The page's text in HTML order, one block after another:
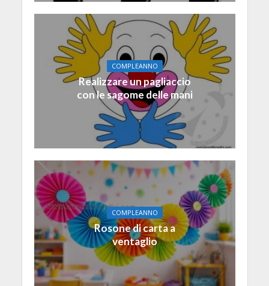
COMPLEANNO
Realizzare un pagliaccio
con le sagome delle mani
COMPLEANNO
Rosone di carta a
ventaglio